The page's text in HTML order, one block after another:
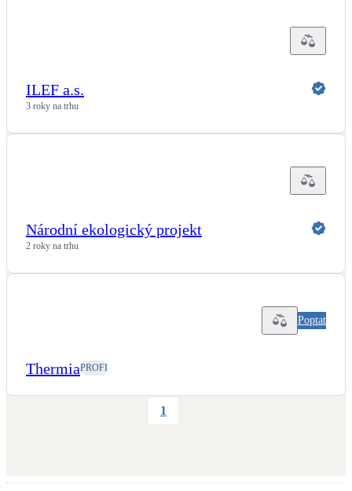
ILEF a.s.
3 roky na trhu
Národní ekologický projekt
2 roky na trhu
Poptat
ThermiaPROFI
1